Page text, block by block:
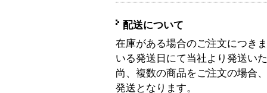
配送について
在庫がある場合のご注文につき
いる発送日にて当社より発送い
尚、複数の商品をご注文の場合
発送となります。